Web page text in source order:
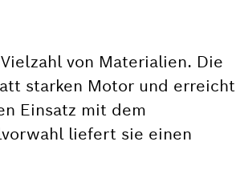
von Materialien. Die
starken Motor und erreicht
Einsatz mit dem
liefert sie einen